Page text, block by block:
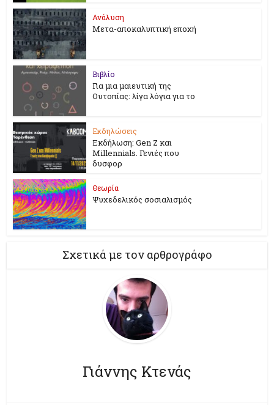
Ανάλυση
Μετα-αποκαλυπτική εποχή
Βιβλίο
Για μια μαιευτική της
Ουτοπίας: λίγα λόγια για το
Εκδηλώσεις
Εκδήλωση: Gen Z και
Millennials. Γενιές που
δυσφορ
Θεωρία
Ψυχεδελικός σοσιαλισμός
Σχετικά με τον αρθρογράφο
Γιάννης Κτενάς